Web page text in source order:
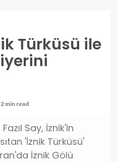
Türküsü ile
2 min read
Say, İznik'in
'İznik Türküsü'
İznik Gölü